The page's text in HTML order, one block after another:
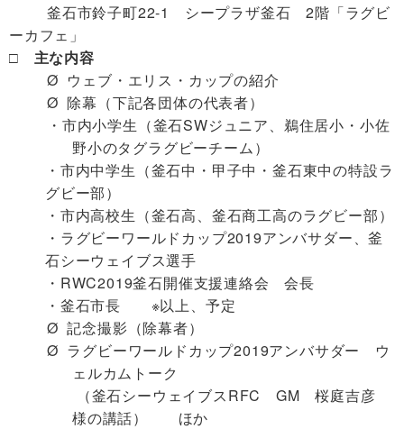
釜石市鈴子町22-1 シープラザ釜石 2階「ラグビ
ーカフェ」
□ 主な内容
Ø ウェブ・エリス・カップの紹介
Ø 除幕（下記各団体の代表者）
・市内小学生（釜石SWジュニア、鵜住居小・小佐
野小のタグラグビーチーム）
・市内中学生（釜石中・甲子中・釜石東中の特設ラ
グビー部）
・市内高校生（釜石高、釜石商工高のラグビー部）
・ラグビーワールドカップ2019アンバサダー、釜
石シーウェイブス選手
・RWC2019釜石開催支援連絡会 会長
・釜石市長 ※以上、予定
Ø 記念撮影（除幕者）
Ø ラグビーワールドカップ2019アンバサダー ウ
ェルカムトーク
（釜石シーウェイブスRFC GM 桜庭吉彦
様の講話） ほか